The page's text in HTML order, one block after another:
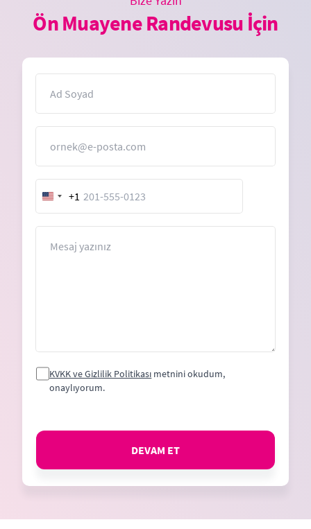
Ön Muayene Randevusu İçin
United
States
+1
KVKK ve Gizlilik Politikası metnini okudum,
onaylıyorum.
DEVAM ET